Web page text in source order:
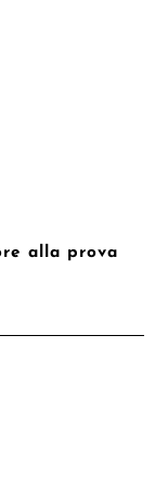
alla prova